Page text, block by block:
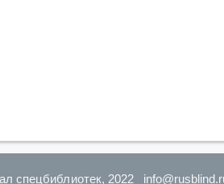
спецбиблиотек, 2022